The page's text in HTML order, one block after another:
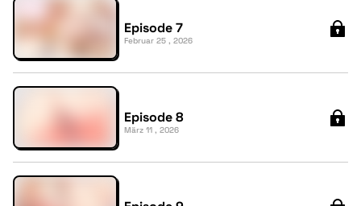
Episode 7
Februar 25 , 2026
Episode 8
März 11 , 2026